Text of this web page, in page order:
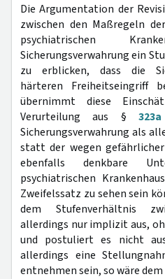
Die Argumentation der
zwischen den Maßregeln
psychiatrischen
Sicherungsverwahrung ein
zu erblicken, dass die
härteren Freiheitseingriff
übernimmt diese
Verurteilung aus § 323a
Sicherungsverwahrung als
statt der wegen
ebenfalls denkbare
psychiatrischen
Zweifelssatz zu sehen sein
dem Stufenverhältnis
allerdings nur implizit aus,
und postuliert es nicht
allerdings eine
entnehmen sein, so wäre